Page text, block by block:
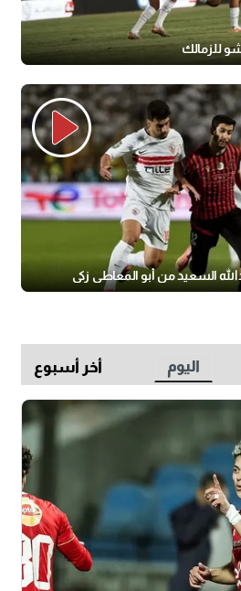
للزمالك
السعيد من أبو المعاطي زكي
اليوم أخر أسبوع